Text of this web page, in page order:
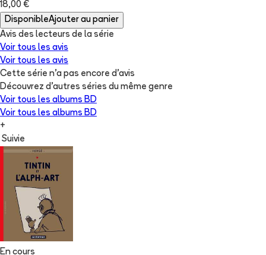
18,00 €
DisponibleAjouter au panier
Avis des lecteurs de la série
Voir tous les avis
Voir tous les avis
Cette série n'a pas encore d'avis
Découvrez d'autres séries du même genre
Voir tous les albums BD
Voir tous les albums BD
+
Suivie
En cours